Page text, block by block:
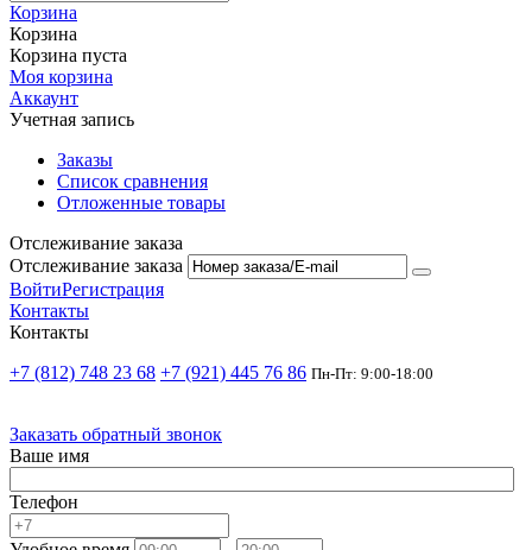
Корзина
Корзина
Корзина пуста
Моя корзина
Аккаунт
Учетная запись
Заказы
Список сравнения
Отложенные товары
Отслеживание заказа
Отслеживание заказа
ВойтиРегистрация
Контакты
Контакты
+7 (812) 748 23 68 +7 (921) 445 76 86 Пн-Пт: 9:00-18:00
Заказать обратный звонок
Ваше имя
Телефон